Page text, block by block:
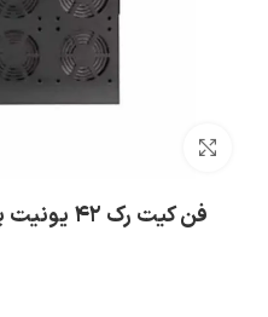
فن کیت رک 42 یونیت پایا سیستم طرح HP